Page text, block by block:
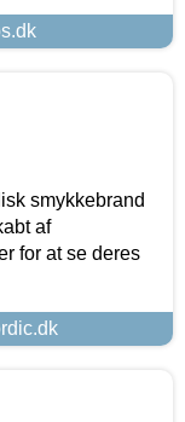
smykkebrand
af
for at se deres